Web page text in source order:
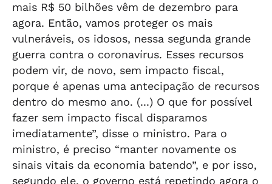
mais R$ 50 bilhões vêm de dezembro para
agora. Então, vamos proteger os mais
vulneráveis, os idosos, nessa segunda grande
guerra contra o coronavírus. Esses recursos
podem vir, de novo, sem impacto fiscal,
porque é apenas uma antecipação de recursos
dentro do mesmo ano. (...) O que for possível
fazer sem impacto fiscal disparamos
imediatamente”, disse o ministro. Para o
ministro, é preciso “manter novamente os
sinais vitais da economia batendo”, e por isso,
segundo ele, o governo está repetindo agora o